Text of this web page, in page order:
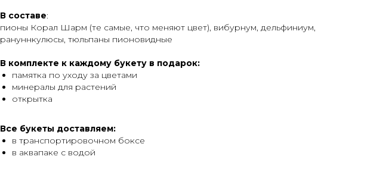
В составе:
пионы Корал Шарм (те самые, что меняют цвет), вибурнум, дельфиниум,
рануннкулюсы, тюльпаны пионовидные
В комплекте к каждому букету в подарок:
памятка по уходу за цветами
минералы для растений
открытка
Все букеты доставляем:
в транспортировочном боксе
в аквапаке с водой